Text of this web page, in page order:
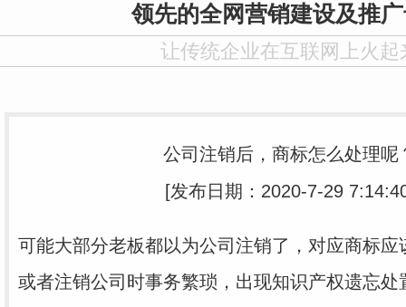
领先的全网营销建设及推
让传统企业在互联网上火起
公司注销后，商标怎么处理呢
[发布日期：2020-7-29
可能大部分老板都以为公司注销了，对应商标应
或者注销公司时事务繁琐，出现知识产权遗忘处